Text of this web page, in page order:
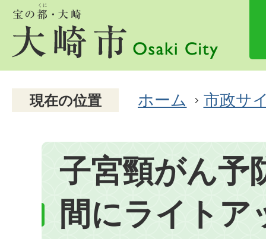
現在の位置 ホーム 市政サ
子宮頸がん予
間にライトア